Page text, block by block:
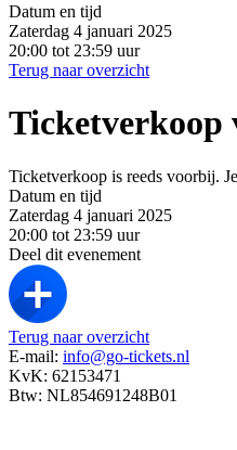
Datum en tijd
Zaterdag 4 januari 2025
20:00 tot 23:59 uur
Terug naar overzicht
Ticketverkoop
Ticketverkoop is reeds voorbij.
Datum en tijd
Zaterdag 4 januari 2025
20:00 tot 23:59 uur
Deel dit evenement
Terug naar overzicht
E-mail: info@go-tickets.nl
KvK: 62153471
Btw: NL854691248B01